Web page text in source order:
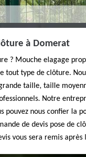
à Domerat
? Mouche elagage
type de clôture.
taille, taille
Notre
pouvez nous confier la
de devis pose de
vous sera remis après